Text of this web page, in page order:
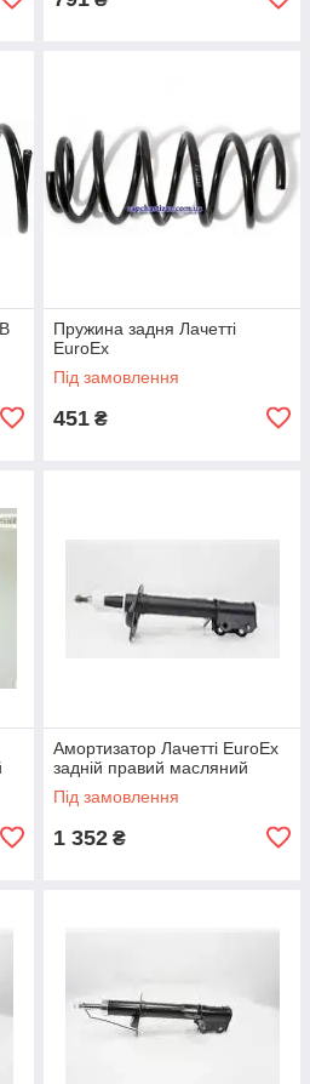
Пружина задня Лачетті
EuroEx
Під замовлення
451 ₴
Амортизатор Лачетті EuroEx
задній правий масляний
Під замовлення
1 352 ₴